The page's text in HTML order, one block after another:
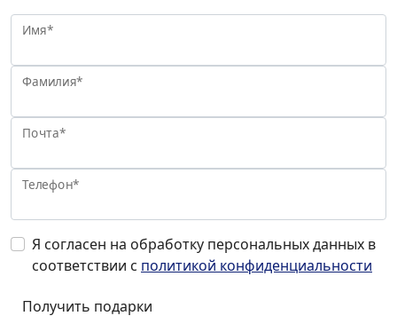
Имя*
Фамилия*
Почта*
Телефон*
Я согласен на обработку персональных данных в
соответствии с политикой конфиденциальности